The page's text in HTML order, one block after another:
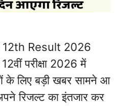
Result 2026
परीक्षा 2026 में
के लिए बड़ी खबर सामने आ
रिजल्ट का इंतजार कर